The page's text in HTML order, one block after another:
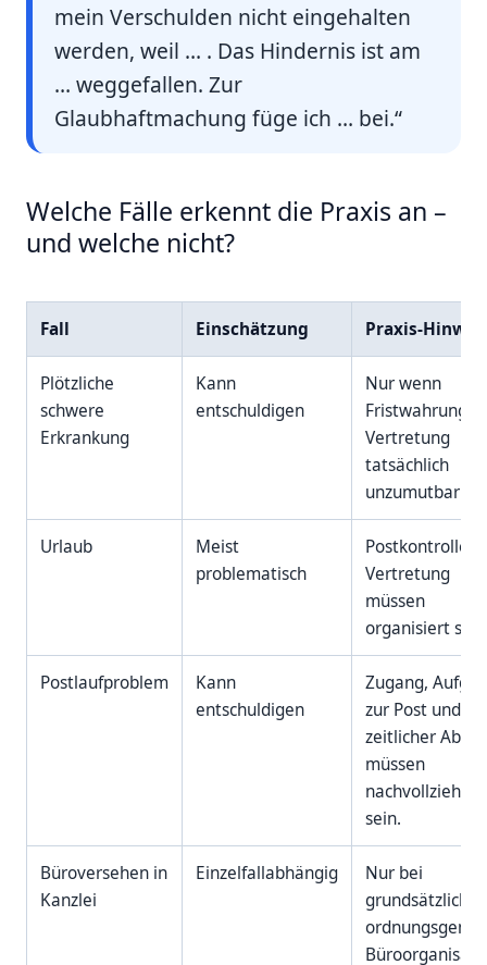
mein Verschulden nicht eingehalten
werden, weil … . Das Hindernis ist am
… weggefallen. Zur
Glaubhaftmachung füge ich … bei.“
Welche Fälle erkennt die Praxis an –
und welche nicht?
Fall Einschätzung Praxis-
Plötzliche
schwere
Erkrankung
Kann
entschuldigen
Nur wenn
Fristwahrung
Vertretung
tatsächlich
unzumutbar
Urlaub
Meist
problematisch
Postkontrolle
Vertretung
müssen
organisiert
Postlaufproblem
Kann
entschuldigen
Zugang,
zur Post und
zeitlicher
müssen
nachvollziehbar
sein.
Büroversehen in
Kanzlei
Einzelfallabhängig
Nur bei
grundsätzlich